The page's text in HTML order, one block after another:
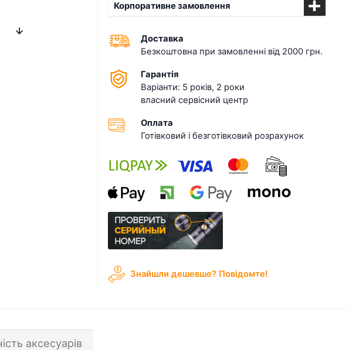
Корпоративне замовлення
Доставка
Безкоштовна при замовленні від 2000 грн.
Гарантія
Варіанти: 5 років, 2 роки
власний сервісний центр
Оплата
Готівковий і безготівковий розрахунок
Знайшли дешевше? Повідомте!
аксесуарів